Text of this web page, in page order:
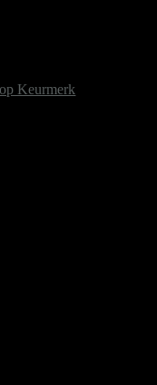
Keurmerk